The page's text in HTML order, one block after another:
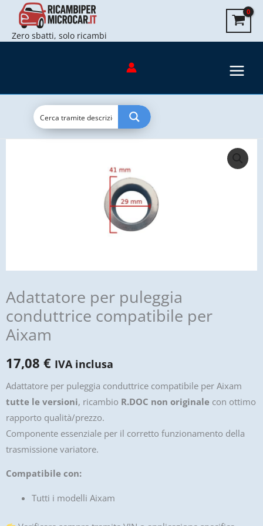
contenuto
Zero sbatti, solo ricambi
Adattatore per puleggia
conduttrice compatibile per
Aixam
17,08 € IVA inclusa
Adattatore per puleggia conduttrice compatibile per Aixam
tutte le versioni, ricambio R.DOC non originale con ottimo
rapporto qualità/prezzo.
Componente essenziale per il corretto funzionamento della
trasmissione variatore.
Compatibile con:
Tutti i modelli Aixam
puleggia
conduttrice
compatibile